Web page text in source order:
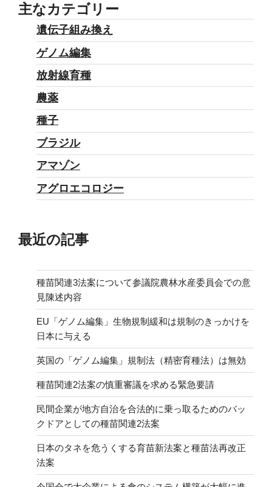
主なカテゴリー
遺伝子組み換え
ゲノム編集
放射線育種
農薬
種子
ブラジル
アマゾン
アグロエコロジー
最近の記事
種苗関連3法案について参議院農林水産委員会での意
見陳述内容
EU「ゲノム編集」生物規制緩和は規制のきっかけを
日本に与える
英国の「ゲノム編集」規制法（精密育種法）は無効
種苗関連2法案の慎重審議を求める緊急要請
民間企業が地方自治を合法的に乗っ取るためのバッ
クドアとしての種苗関連2法案
日本のタネを危うくする育苗新法案と種苗法再改正
法案